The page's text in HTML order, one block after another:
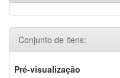
Conjunto de itens:
Pré-visualização